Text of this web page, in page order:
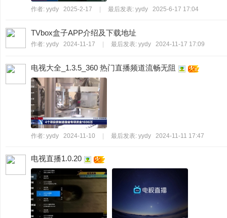
作者: yydy 2025-2-17 最后发表: yydy 2025-6-17 17:04
TVbox盒子APP介绍及下载地址
作者: yydy 2024-11-17 最后发表: yydy 2024-11-17 17:09
电视大全_1.3.5_360 热门直播频道流畅无阻
作者: yydy 2024-11-10 最后发表: yydy 2024-11-11 17:47
电视直播1.0.20